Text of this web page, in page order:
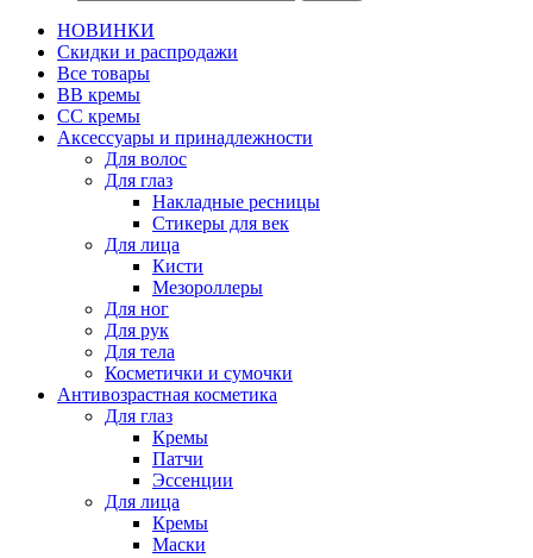
НОВИНКИ
Скидки и распродажи
Все товары
BB кремы
CC кремы
Аксессуары и принадлежности
Для волос
Для глаз
Накладные ресницы
Стикеры для век
Для лица
Кисти
Мезороллеры
Для ног
Для рук
Для тела
Косметички и сумочки
Антивозрастная косметика
Для глаз
Кремы
Патчи
Эссенции
Для лица
Кремы
Маски